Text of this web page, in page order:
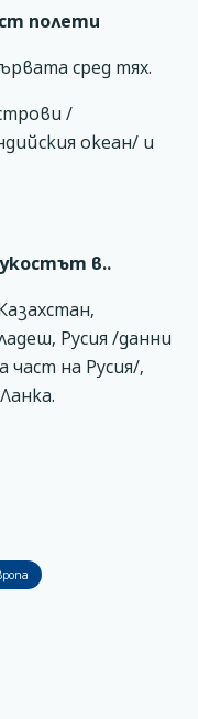
полети
сред тях.
/
океан/ и
в..
Русия /данни
част на Русия/,